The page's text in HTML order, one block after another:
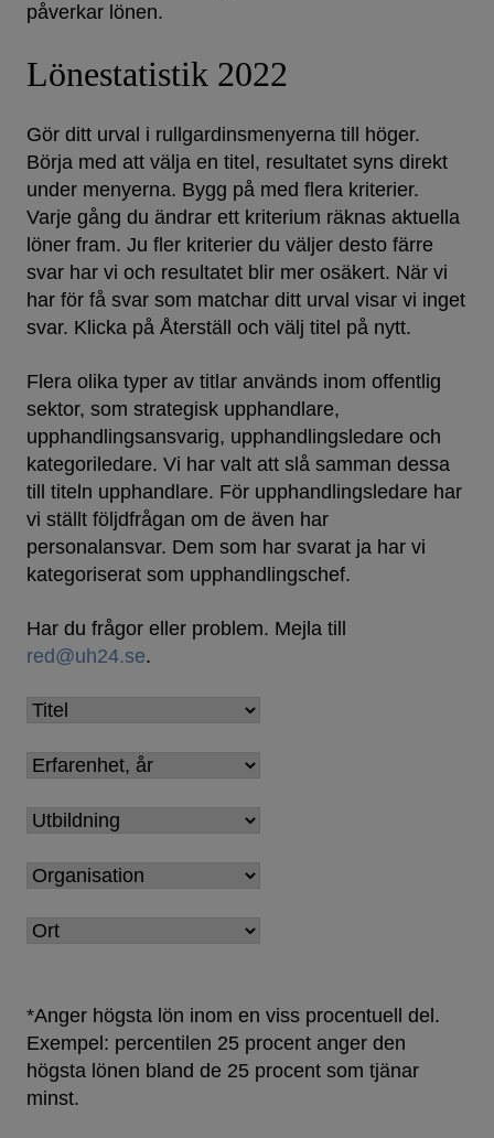
påverkar lönen.
Lönestatistik 2022
Gör ditt urval i rullgardins­menyerna till höger.
Börja med att välja en titel, resultatet syns direkt
under menyerna. Bygg på med flera kriterier.
Varje gång du ändrar ett kriterium räknas aktuella
löner fram. Ju fler kriterier du väljer desto färre
svar har vi och resultatet blir mer osäkert. När vi
har för få svar som matchar ditt urval visar vi inget
svar. Klicka på Återställ och välj titel på nytt.
Flera olika typer av titlar används inom offentlig
sektor, som strategisk upphandlare,
upphandlingsansvarig, upphandlingsledare och
kategoriledare. Vi har valt att slå samman dessa
till titeln upphandlare. För upphandlingsledare har
vi ställt följdfrågan om de även har
personalansvar. Dem som har svarat ja har vi
kategoriserat som upphandlingschef.
Har du frågor eller problem. Mejla till
red@uh24.se.
*Anger högsta lön inom en viss procentuell del.
Exempel: percentilen 25 procent anger den
högsta lönen bland de 25 procent som tjänar
minst.